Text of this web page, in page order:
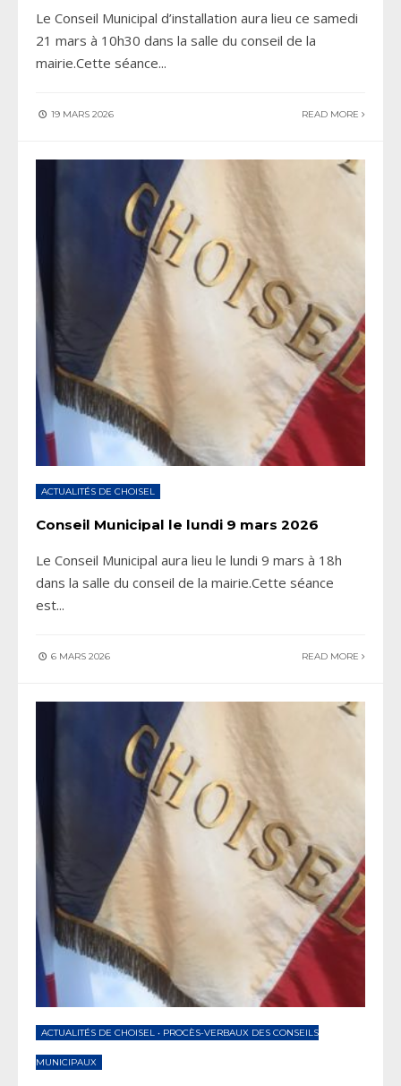
Le Conseil Municipal d’installation aura lieu ce samedi
21 mars à 10h30 dans la salle du conseil de la
mairie.Cette séance...
19 MARS 2026 READ MORE
ACTUALITÉS DE CHOISEL
Conseil Municipal le lundi 9 mars 2026
Le Conseil Municipal aura lieu le lundi 9 mars à 18h
dans la salle du conseil de la mairie.Cette séance
est...
6 MARS 2026 READ MORE
ACTUALITÉS DE CHOISEL • PROCÈS-VERBAUX DES CONSEILS
MUNICIPAUX